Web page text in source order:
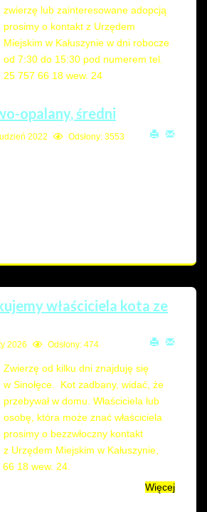
zwierzę lub zainteresowane adopcją
prosimy o kontakt z Urzędem
Miejskim w Kałuszynie w dni robocze
od 7:30 do 15:30 pod numerem tel.
25 757 66 18 wew. 24
opalany, średni
2022 Odsłony: 3553
właściciela kota ze
2026 Odsłony: 474
Zwierzę od kilku dni znajduję się
w Sinołęce. Kot zadbany, widać, że
przebywał w domu. Właściciela lub
osobę, która może znać właściciela
prosimy o bezzwłoczny kontakt
z Urzędem Miejskim w Kałuszynie,
18 wew. 24.
Więcej